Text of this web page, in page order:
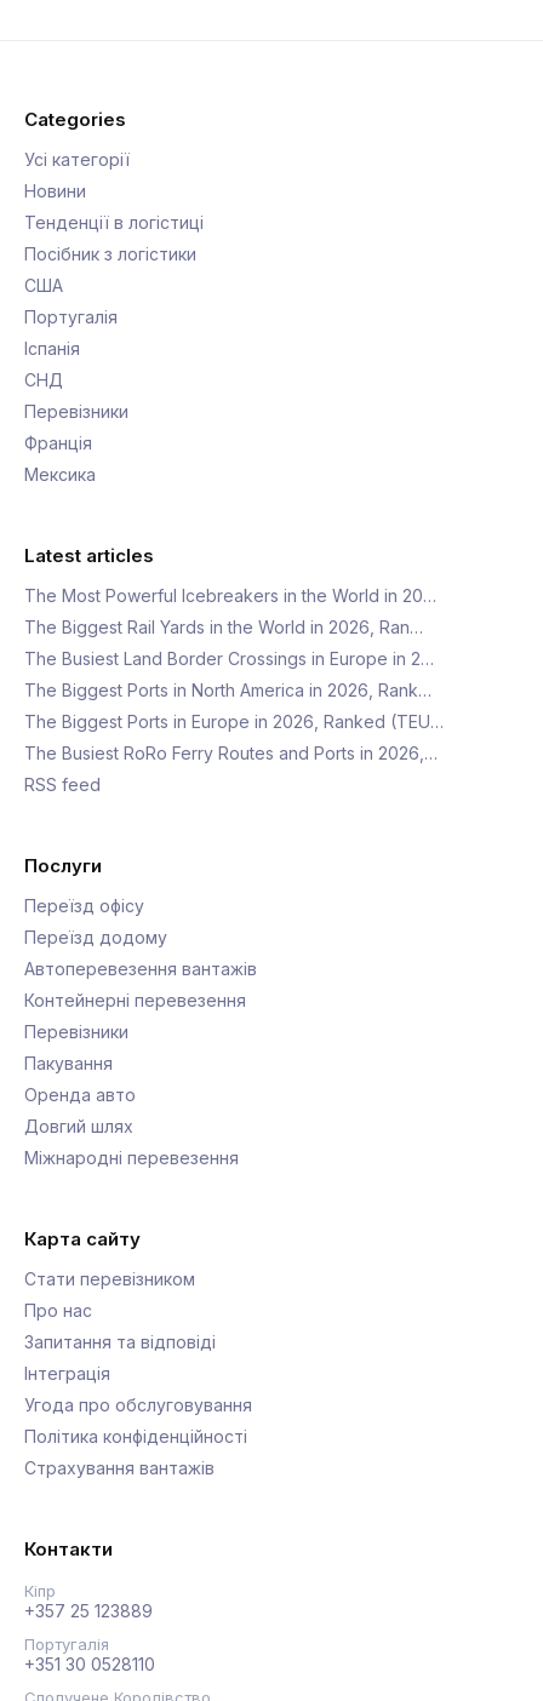
Categories
Усі категорії
Новини
Тенденції в логістиці
Посібник з логістики
США
Португалія
Іспанія
СНД
Перевізники
Франція
Мексика
Latest articles
The Most Powerful Icebreakers in the World in 20…
The Biggest Rail Yards in the World in 2026, Ran…
The Busiest Land Border Crossings in Europe in 2…
The Biggest Ports in North America in 2026, Rank…
The Biggest Ports in Europe in 2026, Ranked (TEU…
The Busiest RoRo Ferry Routes and Ports in 2026,…
RSS feed
Послуги
Переїзд офісу
Переїзд додому
Автоперевезення вантажів
Контейнерні перевезення
Перевізники
Пакування
Оренда авто
Довгий шлях
Міжнародні перевезення
Карта сайту
Стати перевізником
Про нас
Запитання та відповіді
Інтеграція
Угода про обслуговування
Політика конфіденційності
Страхування вантажів
Контакти
Кіпр
+357 25 123889
Португалія
+351 30 0528110